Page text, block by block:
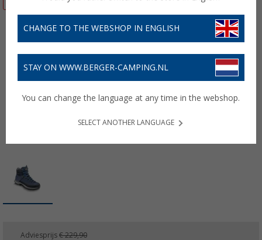
Adviesprijs € 229,90
CHANGE TO THE WEBSHOP IN ENGLISH
STAY ON WWW.BERGER-CAMPING.NL
You can change the language at any time in the webshop.
SELECT ANOTHER LANGUAGE